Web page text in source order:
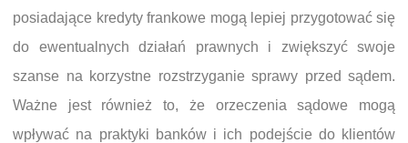
posiadające kredyty frankowe mogą lepiej przygotować się
do ewentualnych działań prawnych i zwiększyć swoje
szanse na korzystne rozstrzyganie sprawy przed sądem.
Ważne jest również to, że orzeczenia sądowe mogą
wpływać na praktyki banków i ich podejście do klientów